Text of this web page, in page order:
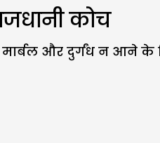
कोच
और दुर्गंध न आने के